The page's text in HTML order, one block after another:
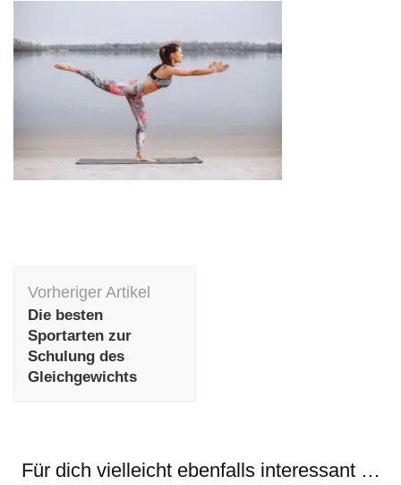
Vorheriger Artikel
Die besten
Sportarten zur
Schulung des
Gleichgewichts
Für dich vielleicht ebenfalls interessant …